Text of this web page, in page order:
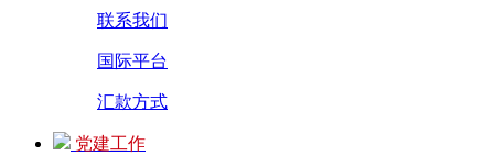
联系我们
国际平台
汇款方式
党建工作